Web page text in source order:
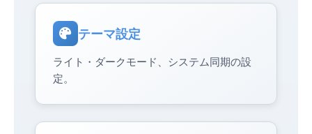
テーマ設定
ライト・ダークモード、システム同期の設
定。